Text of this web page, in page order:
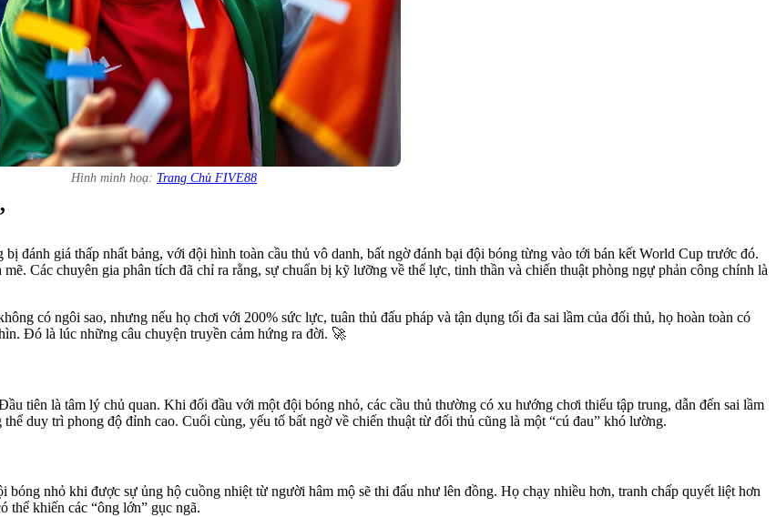
Hình minh hoạ: Trang Chủ FIVE88
đánh giá thấp nhất bảng, với đội hình toàn cầu thủ vô danh, bất ngờ đánh bại đội bóng từng vào tới bán kết World Cup trước đó.
Các chuyên gia phân tích đã chỉ ra rằng, sự chuẩn bị kỹ lưỡng về thể lực, tinh thần và chiến thuật phòng ngự phản công chính là
có ngôi sao, nhưng nếu họ chơi với 200% sức lực, tuân thủ đấu pháp và tận dụng tối đa sai lầm của đối thủ, họ hoàn toàn có
Đó là lúc những câu chuyện truyền cảm hứng ra đời. 🚀
tiên là tâm lý chủ quan. Khi đối đầu với một đội bóng nhỏ, các cầu thủ thường có xu hướng chơi thiếu tập trung, dẫn đến sai lầm
duy trì phong độ đỉnh cao. Cuối cùng, yếu tố bất ngờ về chiến thuật từ đối thủ cũng là một “cú đau” khó lường.
nhỏ khi được sự ủng hộ cuồng nhiệt từ người hâm mộ sẽ thi đấu như lên đồng. Họ chạy nhiều hơn, tranh chấp quyết liệt hơn
thể khiến các “ông lớn” gục ngã.